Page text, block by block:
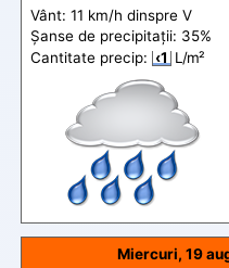
Vânt: 11 km/h dinspre V
Șanse de precipitații: 35%
Cantitate precip: ‹1 L/m²
Miercuri, 19